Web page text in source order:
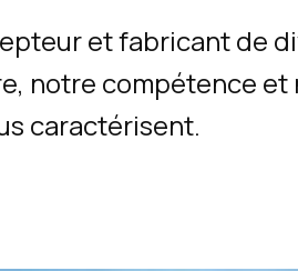
et fabricant de
notre compétence
caractérisent.